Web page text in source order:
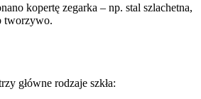
kopertę zegarka – np. stal szlachetna,
tworzywo.
główne rodzaje szkła: